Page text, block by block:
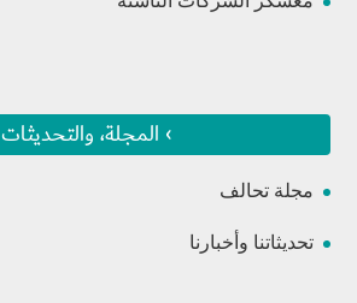
› المجلة، والتحديثات
مجلة تحالف
تحديثاتنا وأخبارنا